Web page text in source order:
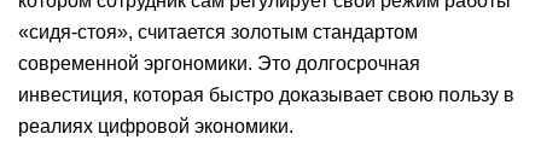
«сидя-стоя», считается золотым стандартом
современной эргономики. Это долгосрочная
инвестиция, которая быстро доказывает свою пользу в
реалиях цифровой экономики.